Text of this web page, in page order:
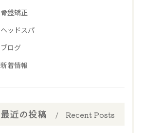
骨盤矯正
ヘッドスパ
ブログ
新着情報
最近の投稿 Recent Posts